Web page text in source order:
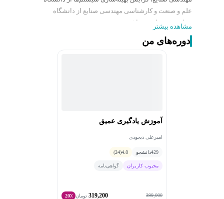
علم و صنعت و کارشناسی مهندسی صنایع از دانشگاه
خوارزمی تهران می‌باشد.
از سوابق و زمینه‌های فعالیت تخصصی ذیجودی می‌توان به
موارد زیر اشاره کرد:
- علاقه‌مندی به حوزه مدیریت زنجیره تامین و لجستیک
ذیجودی با تکیه بر دانش آکادمیک و تسلط بر ابزارهای
بهینه‌سازی و برنامه‌نویسی، دوره‌های خود را برگزار می‌کند.
مشاهده بیشتر
دوره‌های من
آموزش یادگیری عمیق
امیرعلی ذیجودی
429دانشجو 4.8
(24)
محبوب کاربران گواهی‌نامه
399,000
319,200 تومان 20٪